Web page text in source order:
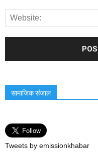
सामाजिक संजाल
Tweets by emissionkhabar